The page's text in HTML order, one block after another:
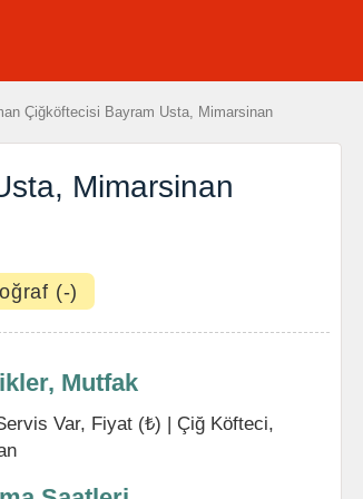
Çiğköftecisi Bayram Usta, Mimarsinan
Mimarsinan
(-)
Mutfak
Var, Fiyat (₺) | Çiğ Köfteci,